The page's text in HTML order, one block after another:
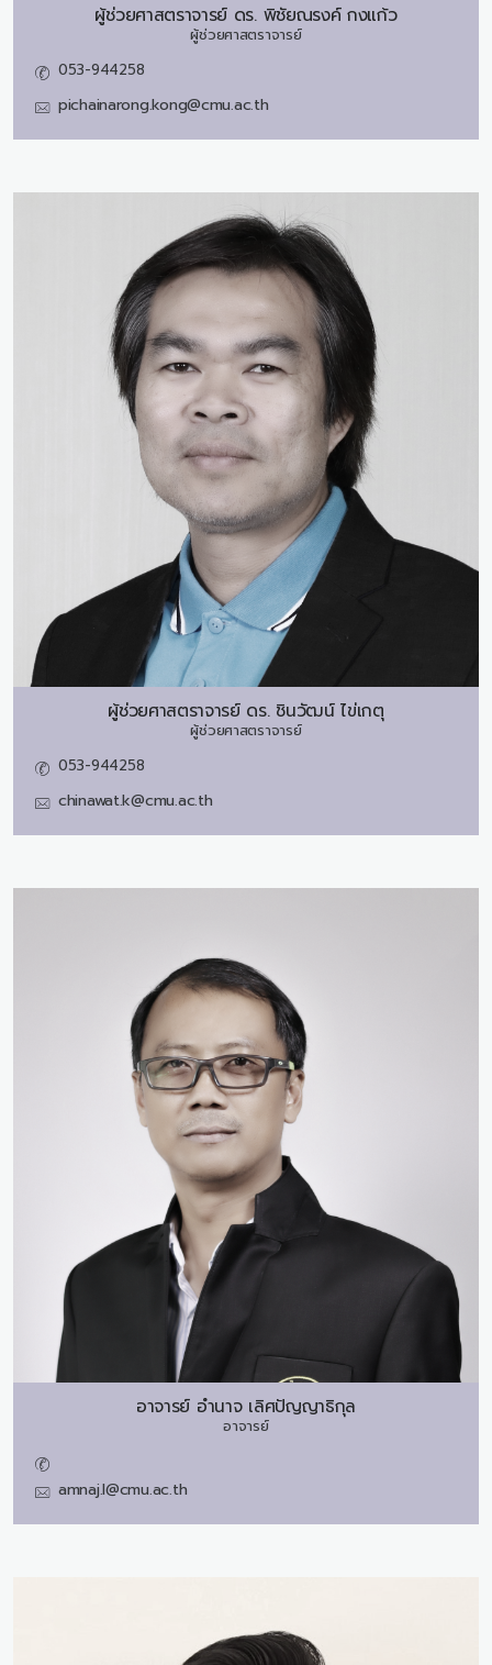
ผู้ช่วยศาสตราจารย์ ดร. พิชัยณรงค์ กงแก้ว
ผู้ช่วยศาสตราจารย์
053-944258
pichainarong.kong@cmu.ac.th
ผู้ช่วยศาสตราจารย์ ดร. ชินวัฒน์ ไข่เกตุ
ผู้ช่วยศาสตราจารย์
053-944258
chinawat.k@cmu.ac.th
อาจารย์ อำนาจ เลิศปัญญาธิกุล
อาจารย์
amnaj.l@cmu.ac.th